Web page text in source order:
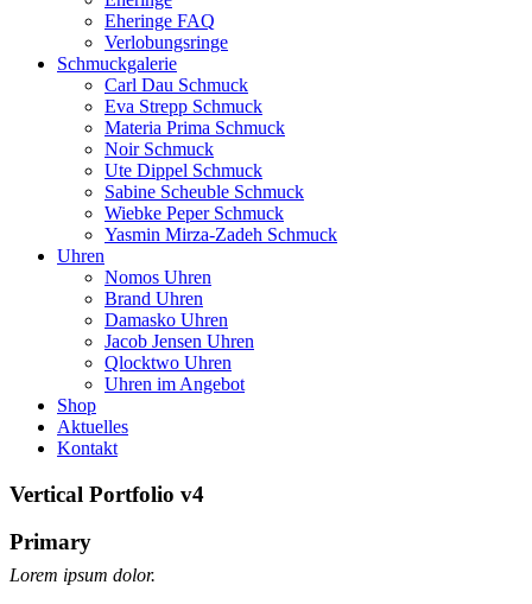
Eheringe FAQ
Verlobungsringe
Schmuckgalerie
Carl Dau Schmuck
Eva Strepp Schmuck
Materia Prima Schmuck
Noir Schmuck
Ute Dippel Schmuck
Sabine Scheuble Schmuck
Wiebke Peper Schmuck
Yasmin Mirza-Zadeh Schmuck
Uhren
Nomos Uhren
Brand Uhren
Damasko Uhren
Jacob Jensen Uhren
Qlocktwo Uhren
Uhren im Angebot
Shop
Aktuelles
Kontakt
Vertical Portfolio v4
Primary
Lorem ipsum dolor.